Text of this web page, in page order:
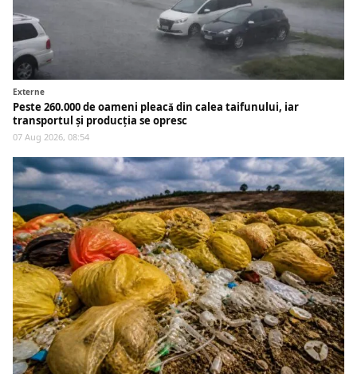
Externe
Peste 260.000 de oameni pleacă din calea taifunului, iar
transportul și producția se opresc
07 Aug 2026, 08:54